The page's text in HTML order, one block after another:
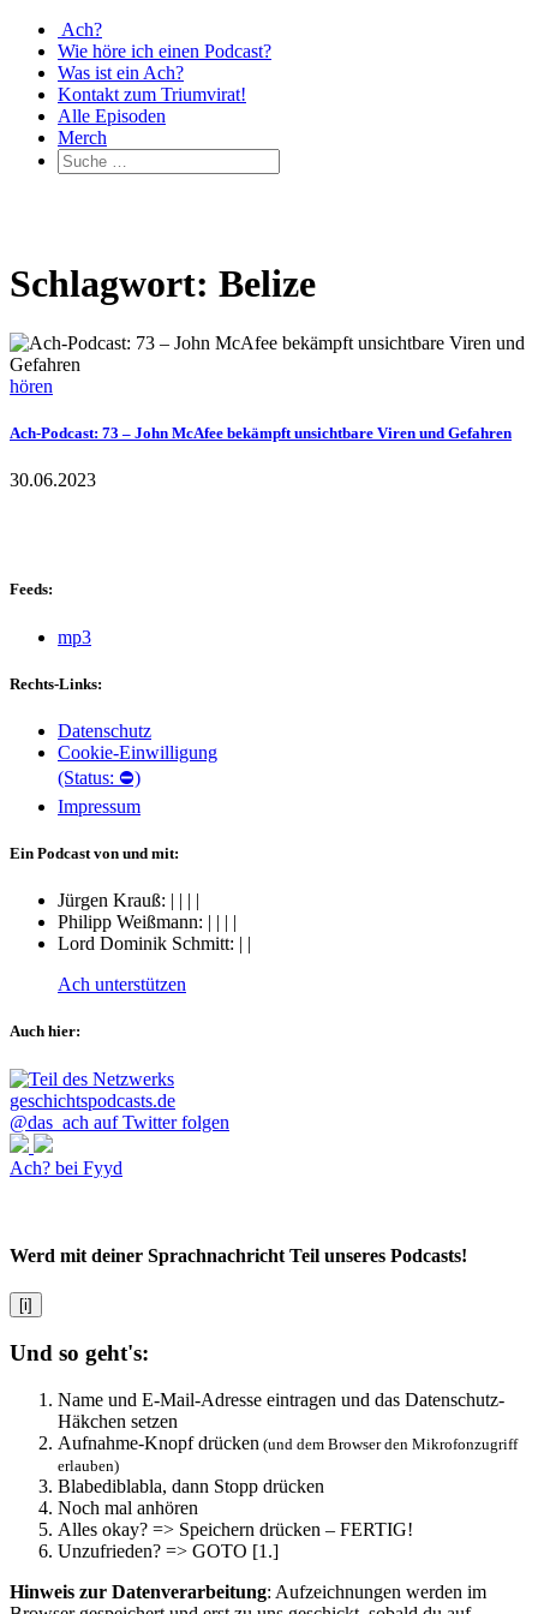
Ach?
Wie höre ich einen Podcast?
Was ist ein Ach?
Kontakt zum Triumvirat!
Alle Episoden
Merch
Schlagwort: Belize
hören
Ach-Podcast: 73 – John McAfee bekämpft unsichtbare Viren und Gefahren
30.06.2023
Feeds:
mp3
Rechts-Links:
Datenschutz
Cookie-Einwilligung
(Status: ⛔)
Impressum
Ein Podcast von und mit:
Jürgen Krauß: | | | |
Philipp Weißmann: | | | |
Lord Dominik Schmitt: | |
Ach unterstützen
Auch hier:
@das_ach auf Twitter folgen
Ach? bei Fyyd
Werd mit deiner Sprachnachricht Teil unseres Podcasts!
[i]
Und so geht's:
Name und E-Mail-Adresse eintragen und das Datenschutz-
Häkchen setzen
Aufnahme-Knopf drücken (und dem Browser den Mikrofonzugriff
erlauben)
Blabediblabla, dann Stopp drücken
Noch mal anhören
Alles okay? => Speichern drücken – FERTIG!
Unzufrieden? => GOTO [1.]
Hinweis zur Datenverarbeitung: Aufzeichnungen werden im